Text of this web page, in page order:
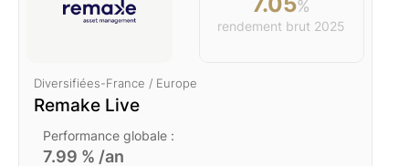
%
rendement brut 2025
Diversifiées-France / Europe
Remake Live
Performance globale :
7.99 % /an